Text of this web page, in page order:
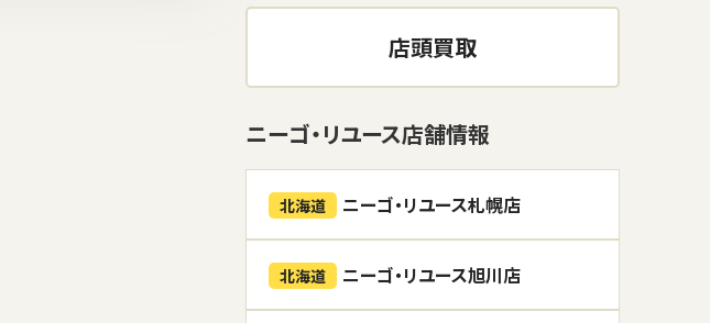
店頭買取
ニーゴ・リユース店舗情報
北海道 ニーゴ・リユース札幌店
北海道 ニーゴ・リユース旭川店